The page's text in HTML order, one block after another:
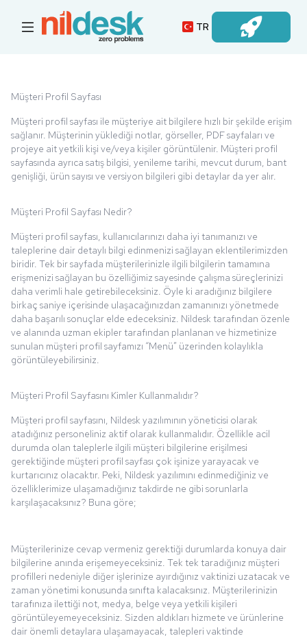
TR Oturum Açın
Müşteri Profil Sayfası
Müşteri profil sayfası ile müşteriye ait bilgilere hızlı bir şekilde erişim
sağlanır. Müşterinin yüklediği notlar, görseller, PDF sayfaları ve
projeye ait yetkili kişi ve/veya kişiler görüntülenir. Müşteri profil
sayfasında ayrıca satış bilgisi, yenileme tarihi, mevcut durum, bant
genişliği, ürün sayısı ve versiyon bilgileri gibi detaylar da yer alır.
Müşteri Profil Sayfası Nedir?
Müşteri profil sayfası, kullanıcılarınızı daha iyi tanımanızı ve
taleplerine dair detaylı bilgi edinmenizi sağlayan eklentilerimizden
biridir. Tek bir sayfada müşterilerinizle ilgili bilgilerin tamamına
erişmenizi sağlayan bu özelliğimiz sayesinde çalışma süreçlerinizi
daha verimli hale getirebileceksiniz. Öyle ki aradığınız bilgilere
birkaç saniye içerisinde ulaşacağınızdan zamanınızı yönetmede
daha başarılı sonuçlar elde edeceksiniz. Nildesk tarafından özenle
ve alanında uzman ekipler tarafından planlanan ve hizmetinize
sunulan müşteri profil sayfamızı “Menü” üzerinden kolaylıkla
görüntüleyebilirsiniz.
Müşteri Profil Sayfasını Kimler Kullanmalıdır?
Müşteri profil sayfasını, Nildesk yazılımının yöneticisi olarak
atadığınız personeliniz aktif olarak kullanmalıdır. Özellikle acil
durumda olan taleplerle ilgili müşteri bilgilerine erişilmesi
gerektiğinde müşteri profil sayfası çok işinize yarayacak ve
kurtarıcınız olacaktır. Peki, Nildesk yazılımını edinmediğiniz ve
özelliklerimize ulaşamadığınız takdirde ne gibi sorunlarla
karşılaşacaksınız? Buna göre;
Müşterilerinize cevap vermeniz gerektiği durumlarda konuya dair
bilgilerine anında erişemeyeceksiniz. Tek tek taradığınız müşteri
profilleri nedeniyle diğer işlerinize ayırdığınız vaktinizi uzatacak ve
zaman yönetimi konusunda sınıfta kalacaksınız. Müşterilerinizin
tarafınıza ilettiği not, medya, belge veya yetkili kişileri
görüntüleyemeyeceksiniz. Sizden aldıkları hizmete ve ürünlerine
dair önemli detaylara ulaşamayacak, talepleri vaktinde